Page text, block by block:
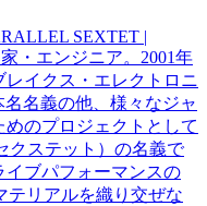
SEXTET |
・エンジニア。2001年
イクス・エレクトロニ
名義の他、様々なジャ
のプロジェクトとして
クステット）の名義で
イブパフォーマンスの
テリアルを織り交ぜな